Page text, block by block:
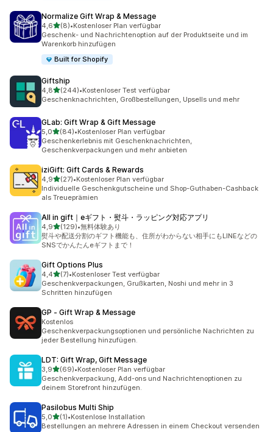
Normalize Gift Wrap & Message
4,6von 5 Sternen
(8)
8 Rezensionen insgesamt
•Kostenloser Plan verfügbar
Geschenk- und Nachrichtenoption auf der Produktseite und im
Warenkorb hinzufügen
Built for Shopify
Giftship
4,8von 5 Sternen
(244)
244 Rezensionen insgesamt
•Kostenloser Test verfügbar
Geschenknachrichten, Großbestellungen, Upsells und mehr
GLab: Gift Wrap & Gift Message
5,0von 5 Sternen
(84)
84 Rezensionen insgesamt
•Kostenloser Plan verfügbar
Geschenkerlebnis mit Geschenknachrichten,
Geschenkverpackungen und mehr anbieten
iziGift: Gift Cards & Rewards
4,9von 5 Sternen
(27)
27 Rezensionen insgesamt
•Kostenloser Plan verfügbar
Individuelle Geschenkgutscheine und Shop-Guthaben-Cashback
als Treueprämien
All in gift｜eギフト・熨斗・ラッピング対応アプリ
4,9von 5 Sternen
(129)
129 Rezensionen insgesamt
•無料体験あり
熨斗や配送分割のギフト機能も、住所がわからない相手にもLINEなどの
SNSでかんたんeギフトまで！
Gift Options Plus
4,4von 5 Sternen
(7)
7 Rezensionen insgesamt
•Kostenloser Test verfügbar
Geschenkverpackungen, Grußkarten, Noshi und mehr in 3
Schritten hinzufügen
GP ‑ Gift Wrap & Message
Kostenlos
Geschenkverpackungsoptionen und persönliche Nachrichten zu
jeder Bestellung hinzufügen.
LDT: Gift Wrap, Gift Message
3,9von 5 Sternen
(69)
69 Rezensionen insgesamt
•Kostenloser Plan verfügbar
Geschenkverpackung, Add-ons und Nachrichtenoptionen zu
deinem Storefront hinzufügen.
Pasilobus Multi Ship
5,0von 5 Sternen
(1)
1 Rezensionen insgesamt
•Kostenlose Installation
Bestellungen an mehrere Adressen in einem Checkout versenden